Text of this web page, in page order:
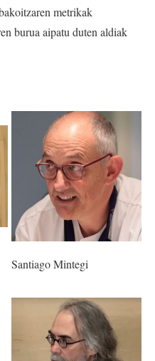
metrikak
burua aipatu duten aldiak
Santiago Mintegi